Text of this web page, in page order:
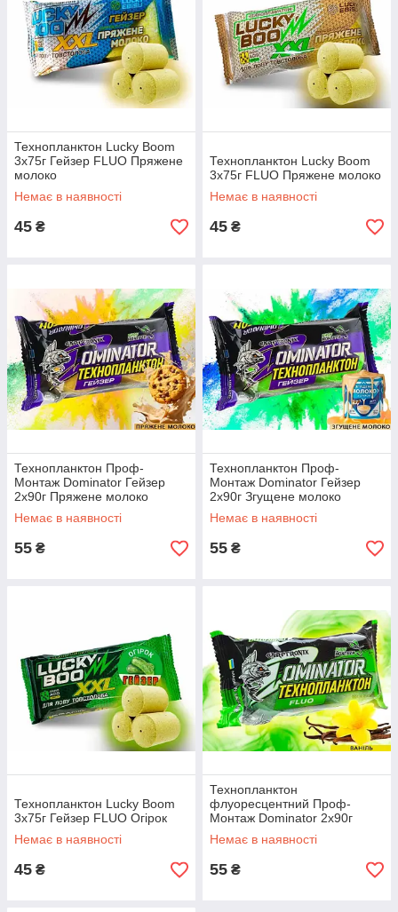
Технопланктон Lucky Boom
3x75г Гейзер FLUO Пряжене
молоко
Немає в наявності
45 ₴
Технопланктон Lucky Boom
3x75г FLUO Пряжене молоко
Немає в наявності
45 ₴
Технопланктон Проф-
Монтаж Dominator Гейзер
2x90г Пряжене молоко
Немає в наявності
55 ₴
Технопланктон Проф-
Монтаж Dominator Гейзер
2x90г Згущене молоко
Немає в наявності
55 ₴
Технопланктон Lucky Boom
3x75г Гейзер FLUO Огірок
Немає в наявності
45 ₴
Технопланктон
флуоресцентний Проф-
Монтаж Dominator 2x90г
Ваніль
Немає в наявності
55 ₴